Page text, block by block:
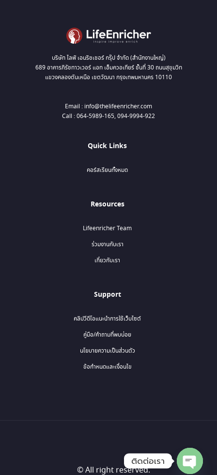
บริษัท ไลฟ์ เอนริชเชอร์ กรุ๊ป จำกัด (สำนักงานใหญ่)
689 อาคารภิรัชทาวเวอร์ แอท เอ็มควอเทียร์ ชั้นที่ 30 ถนนสุขุมวิท
แขวงคลองตันเหนือ เขตวัฒนา กรุงเทพมหานคร 10110
Email : info@thelifeenricher.com
Call : 064-5989-165, 094-9994-922
Quick Links
คอร์สเรียนทั้งหมด
Resources
Lifeenricher Team
ร่วมงานกับเรา
เกี่ยวกับเรา
Support
คลิปวีดีโอแนะนำการใช้เว็บไซต์
คู่มือ/คำถามที่พบบ่อย
นโยบายความเป็นส่วนตัว
ข้อกำหนดและเงื่อนไข
© All right reserved.
ติดต่อเรา